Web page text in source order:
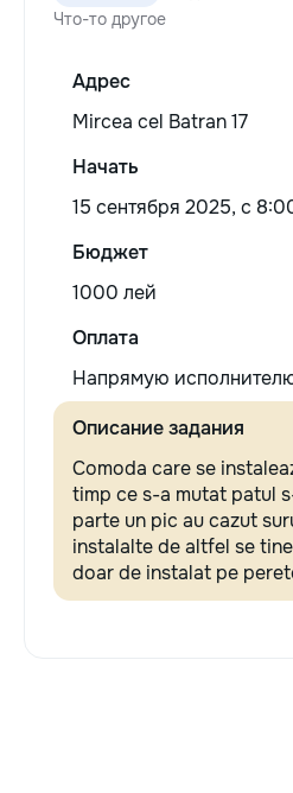
Что-то другое
Адрес
Mircea cel Batran 17
Начать
15 сентября 2025, c
Бюджет
1000 лей
Оплата
Напрямую
Описание задания
Comoda care se
timp ce s-a mutat patul
parte un pic au cazut
instalalte de altfel se
doar de instalat pe